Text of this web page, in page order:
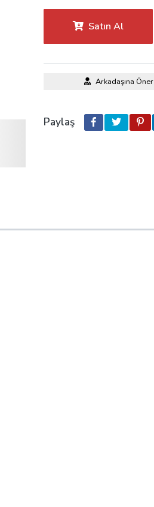
Satın Al
Arkadaşına Öner
Paylaş